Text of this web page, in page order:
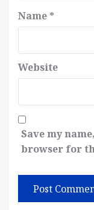
Name *
Website
Save my
browser for